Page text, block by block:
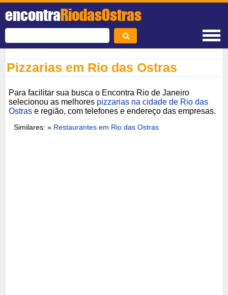
encontraRiodasOstras
Pizzarias em Rio das Ostras
Para facilitar sua busca o Encontra Rio de Janeiro
selecionou as melhores pizzarias na cidade de Rio das
Ostras e região, com telefones e endereço das empresas.
Similares: » Restaurantes em Rio das Ostras